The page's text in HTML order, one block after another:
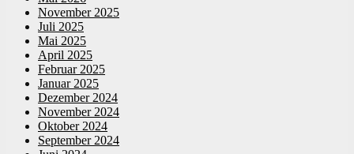
November 2025
Juli 2025
Mai 2025
April 2025
Februar 2025
Januar 2025
Dezember 2024
November 2024
Oktober 2024
September 2024